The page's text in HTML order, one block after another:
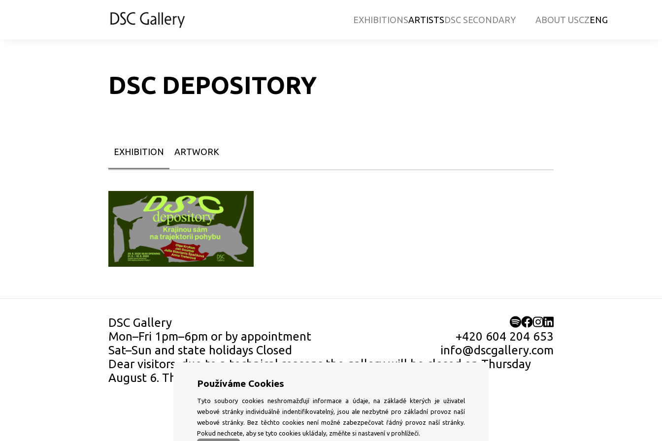
EXHIBITIONSARTISTSDSC SECONDARY ABOUT USCZENG
DSC DEPOSITORY
EXHIBITION ARTWORK
DSC Gallery
Mon–⁠Fri 1pm–⁠6pm or by appointment
+420 604 204 653
Sat–⁠Sun and state holidays Closed
info@dscgallery.com
Dear visitors, due to a technical reasons the gallery will be closed on Thursday
August 6. Thank you for understanding.
Používáme Cookies
Tyto soubory cookies neshromažďují informace a údaje, na základě kterých je uživatel
webové stránky individuálně indentifikovatelný, jsou ale nezbytné pro základní provoz naší
webové stránky. Bez těchto cookies není možné zabezpečovat řádný provoz naší stránky.
Pokud nechcete, aby se tyto cookies ukládaly, změňte si nastavení v prohlížeči.